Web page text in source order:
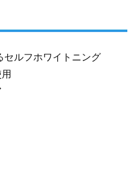
セルフホワイトニング